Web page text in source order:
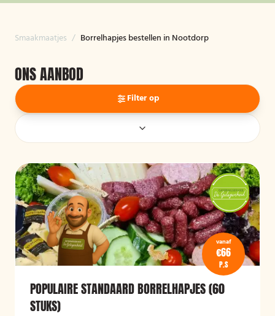
Smaakmaatjes / Borrelhapjes bestellen in Nootdorp
ONS AANBOD
Filter op
vanaf
€66
P.S
POPULAIRE STANDAARD BORRELHAPJES (60
STUKS)